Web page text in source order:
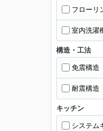
フローリ
室内洗濯
構造・工法
免震構造
耐震構造
キッチン
システム